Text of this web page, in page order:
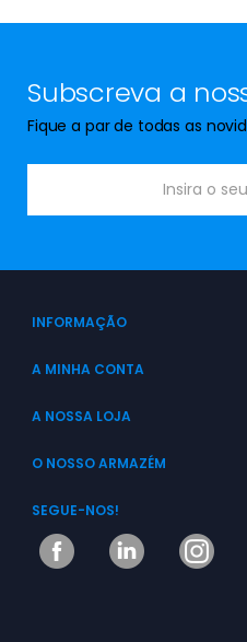
Subscreva a
Fique a par de todas as
INFORMAÇÃO
A MINHA CONTA
A NOSSA LOJA
O NOSSO ARMAZÉM
SEGUE-NOS!